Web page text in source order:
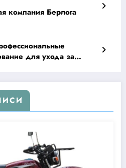
компания Берлога
для ухода за